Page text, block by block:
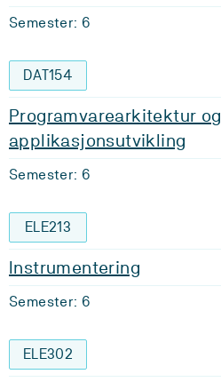
Semester: 6
DAT154
Programvarearkitektur og
applikasjonsutvikling
Semester: 6
ELE213
Instrumentering
Semester: 6
ELE302